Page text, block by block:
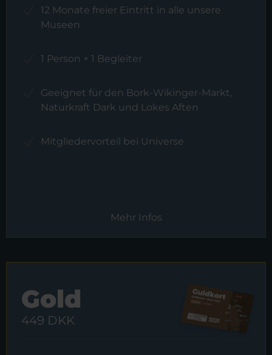
12 Monate freier Eintritt in alle unsere
Museen
1 Person + 1 Begleiter
Geeignet für den Bork-Wikinger-Markt,
Naturkraft Dark und Lokes Aften
Mitgliedervorteil bei Universe
Mehr Infos
Gold
449 DKK